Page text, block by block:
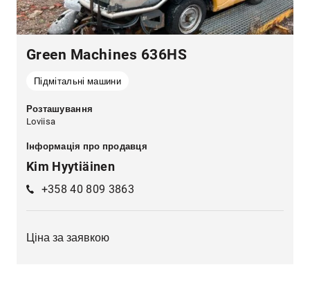
Green Machines 636HS
Підмітальні машини
Розташування
Loviisa
Інформація про продавця
Kim Hyytiäinen
+358 40 809 3863
Ціна за заявкою